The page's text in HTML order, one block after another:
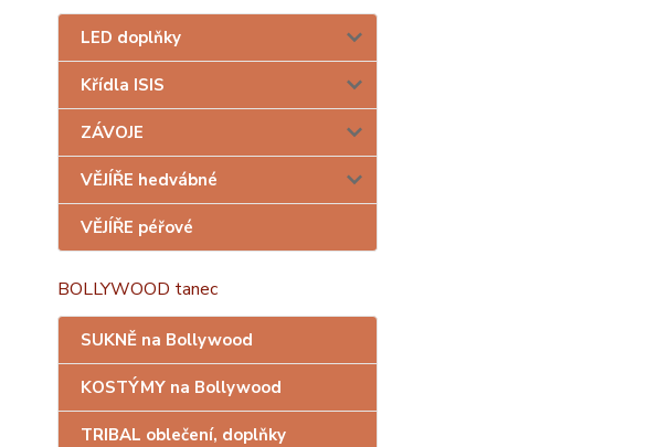
LED doplňky
Křídla ISIS
ZÁVOJE
VĚJÍŘE hedvábné
VĚJÍŘE péřové
BOLLYWOOD tanec
SUKNĚ na Bollywood
KOSTÝMY na Bollywood
TRIBAL oblečení, doplňky